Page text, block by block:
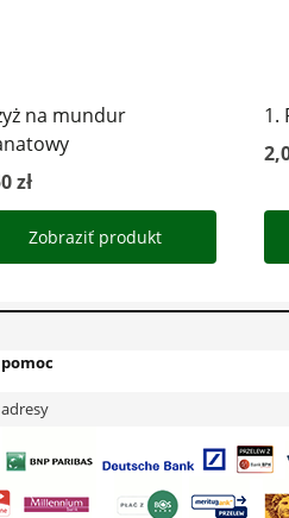
pomoc
adresy